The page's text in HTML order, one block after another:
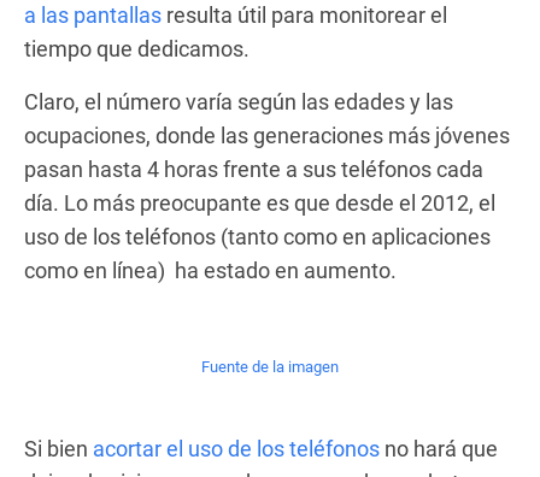
a las pantallas resulta útil para monitorear el
tiempo que dedicamos.
Claro, el número varía según las edades y las
ocupaciones, donde las generaciones más jóvenes
pasan hasta 4 horas frente a sus teléfonos cada
día. Lo más preocupante es que desde el 2012, el
uso de los teléfonos (tanto como en aplicaciones
como en línea) ha estado en aumento.
Fuente de la imagen
Si bien acortar el uso de los teléfonos no hará que